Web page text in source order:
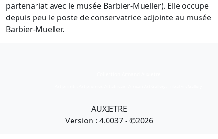
partenariat avec le musée Barbier-Mueller). Elle occupe
depuis peu le poste de conservatrice adjointe au musée
Barbier-Mueller.
AUXIETRE
Version : 4.0037 - ©2026